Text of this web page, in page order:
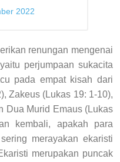
2022
renungan mengenai
perjumpaan sukacita
pada empat kisah dari
Zakeus (Lukas 19: 1-10),
Dua Murid Emaus (Lukas
kembali, apakah para
merayakan ekaristi
merupakan puncak